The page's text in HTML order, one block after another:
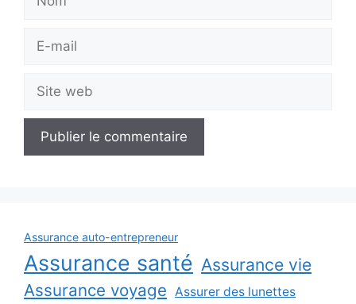
Site
web
Assurance auto-entrepreneur
Assurance santé Assurance vie
Assurance voyage Assurer des lunettes